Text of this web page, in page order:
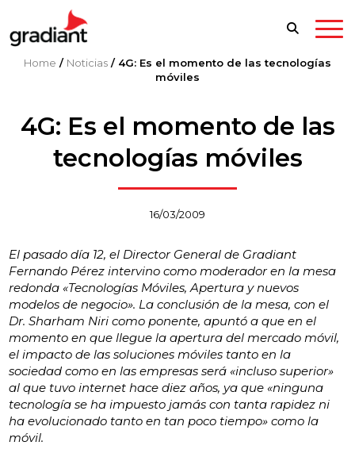
Home / Noticias / 4G: Es el momento de las tecnologías
móviles
4G: Es el momento de las
tecnologías móviles
16/03/2009
El pasado día 12, el Director General de Gradiant
Fernando Pérez intervino como moderador en la mesa
redonda «Tecnologías Móviles, Apertura y nuevos
modelos de negocio». La conclusión de la mesa, con el
Dr. Sharham Niri como ponente, apuntó a que en el
momento en que llegue la apertura del mercado móvil,
el impacto de las soluciones móviles tanto en la
sociedad como en las empresas será «incluso superior»
al que tuvo internet hace diez años, ya que «ninguna
tecnología se ha impuesto jamás con tanta rapidez ni
ha evolucionado tanto en tan poco tiempo» como la
móvil.